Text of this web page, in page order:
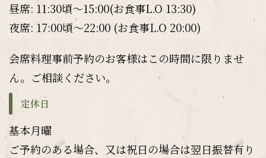
昼席: 11:30頃～15:00(お食事L.O 13:30)
夜席: 17:00頃～22:00 (お食事L.O 20:00)
会席料理事前予約のお客様はこの時間に限りませ
ん。ご相談ください。
定休日
基本月曜
ご予約のある場合、又は祝日の場合は翌日振替有り